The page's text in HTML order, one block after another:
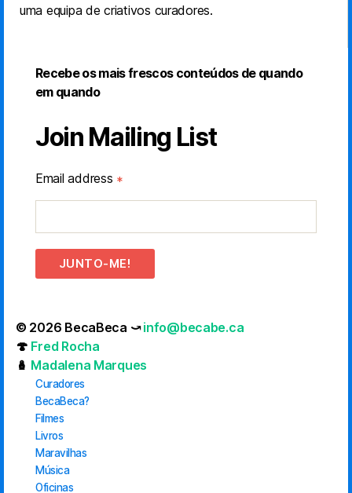
uma equipa de criativos curadores.
Recebe os mais frescos conteúdos de quando
em quando
Join Mailing List
Email address *
JUNTO-ME!
© 2026 BecaBeca ⤻info@becabe.ca
🍄 Fred Rocha
🪆 Madalena Marques
Curadores
BecaBeca?
Filmes
Livros
Maravilhas
Música
Oficinas